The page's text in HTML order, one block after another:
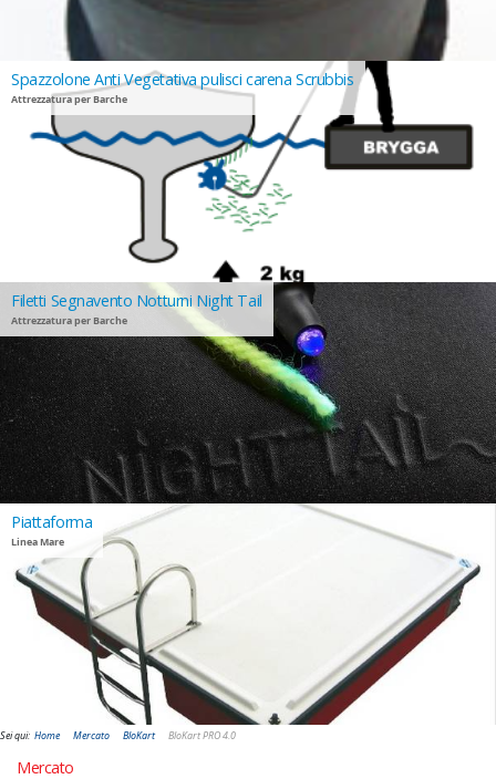
Spazzolone Anti Vegetativa pulisci carena Scrubbis
Attrezzatura per Barche
Filetti Segnavento Notturni Night Tail
Attrezzatura per Barche
Piattaforma
Linea Mare
Sei qui: Home Mercato BloKart BloKart PRO 4.0
Mercato